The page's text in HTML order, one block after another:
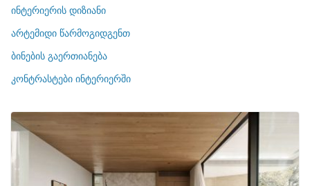
რ
ბ
ი
ინტერიერის დიზიანი
არტემიდი წარმოგიდგენთ
ბინების გაერთიანება
კონტრასტები ინტერიერში